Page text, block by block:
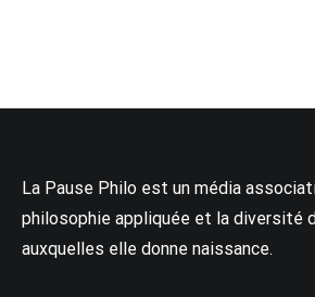
La Pause Philo est un média
philosophie appliquée et la diversité
auxquelles elle donne naissance.